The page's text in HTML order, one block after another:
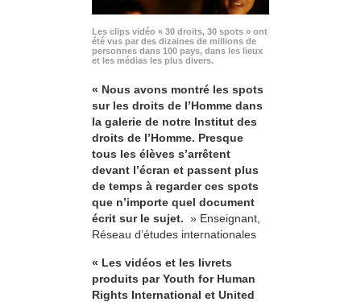
Les clips vidéo « 30 droits, 30 spots » ont
été vus par des dizaines de millions de
personnes dans 100 pays, dans les lieux
et les médias les plus divers.
« Nous avons montré les spots
sur les droits de l’Homme dans
la galerie de notre Institut des
droits de l’Homme. Presque
tous les élèves s’arrêtent
devant l’écran et passent plus
de temps à regarder ces spots
que n’importe quel document
écrit sur le sujet. » Enseignant,
Réseau d’études internationales
« Les vidéos et les livrets
produits par Youth for Human
Rights International et United